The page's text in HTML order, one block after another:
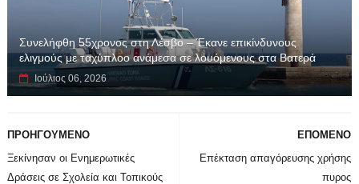
Συνελήφθη 55χρονος στη Λέσβο – Έκανε επικίνδυνους
ελιγμούς με ταχύπλοο ανάμεσα σε λουόμενους στα Βατερά
Ιούλιος 06, 2026
ΕΠΟΜΕΝΟ
Επέκταση απαγόρευσης χρήσης
πυρος
ΠΡΟΗΓΟΥΜΕΝΟ
Ξεκίνησαν οι Ενημερωτικές
Δράσεις σε Σχολεία και Τοπικούς